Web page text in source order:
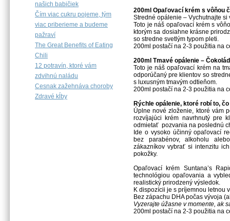
našich babičiek
Čím viac cukru pojeme, tým
viac priberieme a budeme
pažraví
The Great Benefits of Eating
Chili
12 potravín, ktoré vám
zdvihnú naládu
Cesnak zažehnáva choroby
Zdravé kĺby
200ml Opaľovací krém s vôňou
Stredné opálenie – Vychutnajte
Toto je náš opaľovací krém s
ktorým sa dosiahne krásne
so stredne svetlým typom pleti.
200ml postačí na 2-3 použitia na
200ml Tmavé opálenie –
Toto je náš opaľovací krém na
odporúčaný pre klientov so
s luxusným tmavým odtieňom.
200ml postačí na 2-3 použitia na
Rýchle opálenie, ktoré robí to, čo
Úplne nové zloženie, ktoré vám
rozvíjajúci krém navrhnutý pre
odmietať pozvania na poslednú
Ide o vysoko účinný opaľovací
bez parabénov, alkoholu
zákazníkov vybrať si intenzitu
pokožky.
Opaľovací krém Suntana’s
technológiou opaľovania a
realistický prirodzený výsledok.
K dispozícii je s príjemnou letnou
Bez zápachu DHA počas vývoja
Vyzerajte úžasne v momente, ak
200ml postačí na 2-3 použitia na